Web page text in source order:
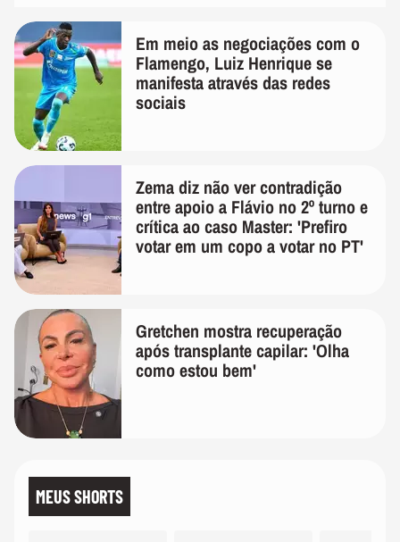
Em meio as negociações com o
Flamengo, Luiz Henrique se
manifesta através das redes
sociais
Zema diz não ver contradição
entre apoio a Flávio no 2º turno e
crítica ao caso Master: 'Prefiro
votar em um copo a votar no PT'
Gretchen mostra recuperação
após transplante capilar: 'Olha
como estou bem'
MEUS SHORTS